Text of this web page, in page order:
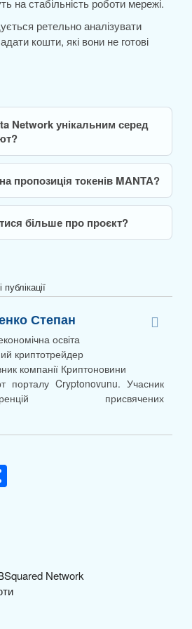
на стабільність роботи мережі.
ретельно аналізувати
кошти, які вони не готові
Network унікальним серед
пропозиція токенів MANTA?
більше про проєкт?
Степан
освіта
криптотрейдер
компанії Криптоновини
порталу Cryptonovunu. Учасник
присвячених
П
и
т